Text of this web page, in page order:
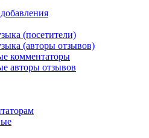
(посетители)
(авторы отзывов)
комментаторы
авторы отзывов